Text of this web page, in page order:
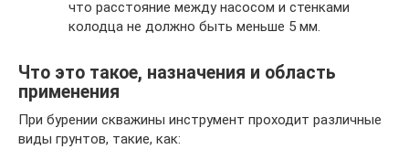
что расстояние между насосом и стенками
колодца не должно быть меньше 5 мм.
Что это такое, назначения и область
применения
При бурении скважины инструмент проходит различные
виды грунтов, такие, как: